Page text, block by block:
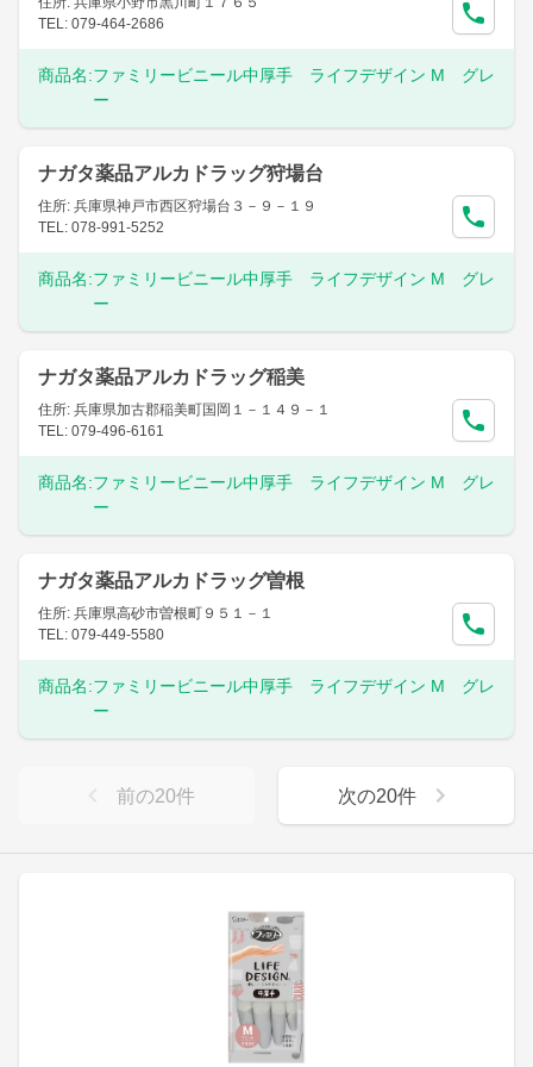
TEL: 079-464-2686
商品名:ファミリービニール中厚手 ライフデザイン M グレ
ー
ナガタ薬品アルカドラッグ狩場台
住所: 兵庫県神戸市西区狩場台３－９－１９
TEL: 078-991-5252
商品名:ファミリービニール中厚手 ライフデザイン M グレ
ー
ナガタ薬品アルカドラッグ稲美
住所: 兵庫県加古郡稲美町国岡１－１４９－１
TEL: 079-496-6161
商品名:ファミリービニール中厚手 ライフデザイン M グレ
ー
ナガタ薬品アルカドラッグ曽根
住所: 兵庫県高砂市曽根町９５１－１
TEL: 079-449-5580
商品名:ファミリービニール中厚手 ライフデザイン M グレ
ー
前の20件 次の20件